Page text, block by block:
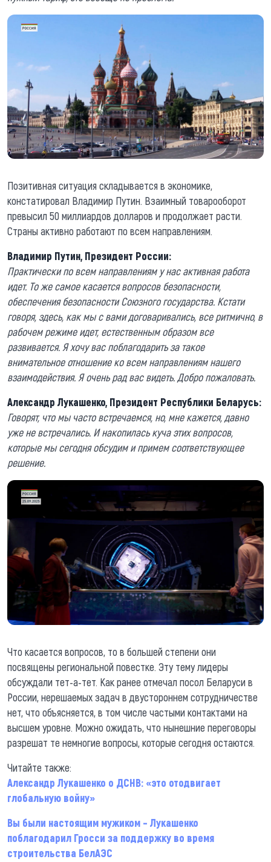
Позитивная ситуация складывается в экономике,
констатировал Владимир Путин. Взаимный товарооборот
превысил 50 миллиардов долларов и продолжает расти.
Страны активно работают по всем направлениям.
Владимир Путин, Президент России:
Практически по всем направлениям у нас активная работа
идет. То же самое касается вопросов безопасности,
обеспечения безопасности Союзного государства. Кстати
говоря, здесь, как мы с вами договаривались, все ритмично, в
рабочем режиме идет, естественным образом все
развивается. Я хочу вас поблагодарить за такое
внимательное отношение ко всем направлениям нашего
взаимодействия. Я очень рад вас видеть. Добро пожаловать.
Александр Лукашенко, Президент Республики Беларусь:
Говорят, что мы часто встречаемся, но, мне кажется, давно
уже не встречались. И накопилась куча этих вопросов,
которые мы сегодня обсудим и примем соответствующее
решение.
Что касается вопросов, то в большей степени они
посвящены региональной повестке. Эту тему лидеры
обсуждали тет-а-тет. Как ранее отмечал посол Беларуси в
России, нерешаемых задач в двустороннем сотрудничестве
нет, что объясняется, в том числе частыми контактами на
высшем уровне. Можно ожидать, что нынешние переговоры
разрешат те немногие вопросы, которые сегодня остаются.
Читайте также:
Александр Лукашенко о ДСНВ: «это отодвигает
глобальную войну»
Вы были настоящим мужиком – Лукашенко
поблагодарил Гросси за поддержку во время
строительства БелАЭС